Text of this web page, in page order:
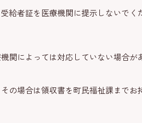
給者証を医療機関に提示しないでく
関によっては対応していない場合
の場合は領収書を町民福祉課までお